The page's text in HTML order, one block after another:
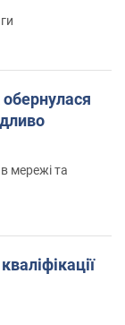
обернулася
мережі та